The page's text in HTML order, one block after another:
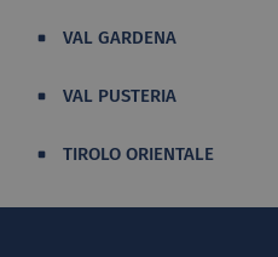
VAL GARDENA
VAL PUSTERIA
TIROLO ORIENTALE